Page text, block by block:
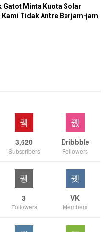
Gatot Minta Kuota Solar
Kami Tidak Antre Berjam-jam
3,620
Subscribers
Dribbble
Followers
3
Followers
VK
Members